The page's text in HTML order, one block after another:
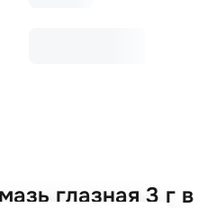
глазная 3 г в